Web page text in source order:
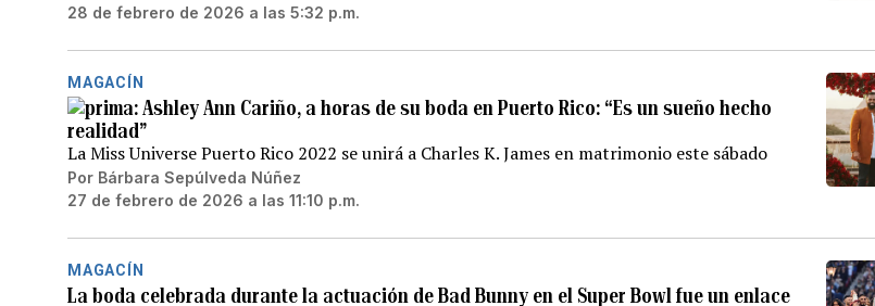
28 de febrero de 2026 a las 5:32 p.m.
MAGACÍN
Ashley Ann Cariño, a horas de su boda en Puerto Rico: “Es un sueño hecho
realidad”
La Miss Universe Puerto Rico 2022 se unirá a Charles K. James en matrimonio este sábado
Por Bárbara Sepúlveda Núñez
27 de febrero de 2026 a las 11:10 p.m.
MAGACÍN
La boda celebrada durante la actuación de Bad Bunny en el Super Bowl fue un enlace